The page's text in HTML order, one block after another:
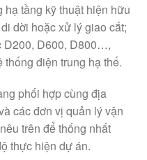
hạ tầng kỹ thuật hiện hữu
dời hoặc xử lý giao cắt;
D200, D600, D800…,
điện trung hạ thế.
phối hợp cùng địa
các đơn vị quản lý vận
trên để thống nhất
thực hiện dự án.